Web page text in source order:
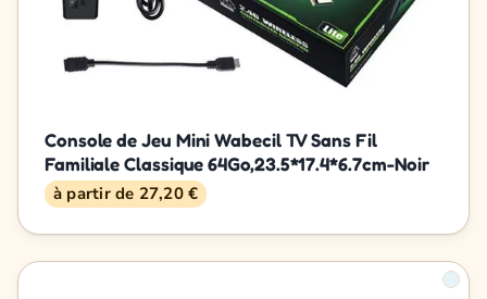
Console de Jeu Mini Wabecil TV Sans Fil
Familiale Classique 64Go,23.5*17.4*6.7cm-Noir
à partir de 27,20 €